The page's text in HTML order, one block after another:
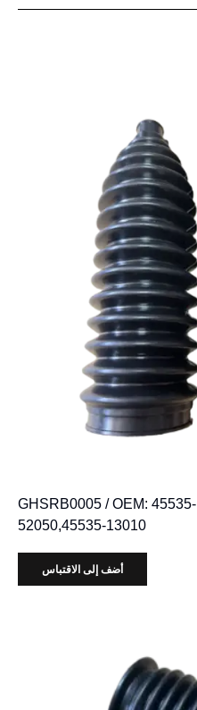
غطاء رف التوجيه GHSRB0005 / OEM: 45535-
52050,45535-13010
أضف إلى الاقتباس